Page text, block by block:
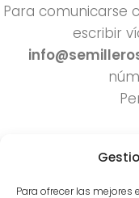
Para ofrecer las
Para comunicarse
escribir